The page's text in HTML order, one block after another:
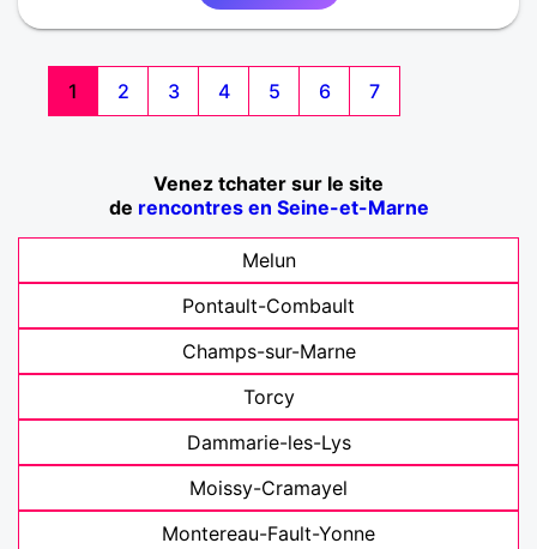
1 2 3 4 5 6 7
Venez tchater sur le site
de rencontres en Seine-et-Marne
Melun
Pontault-Combault
Champs-sur-Marne
Torcy
Dammarie-les-Lys
Moissy-Cramayel
Montereau-Fault-Yonne